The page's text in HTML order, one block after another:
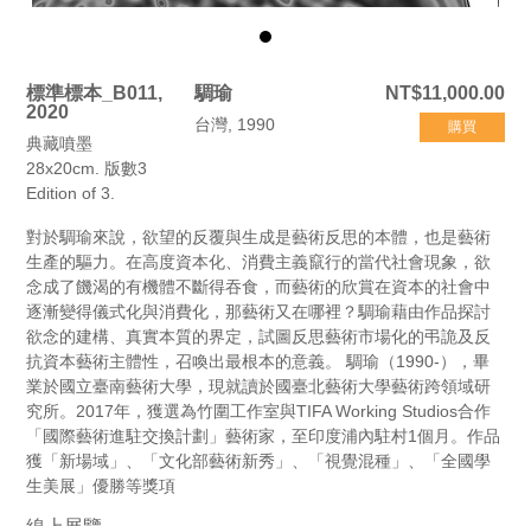
標準標本_B011,
2020
典藏噴墨
28x20cm. 版數3
Edition of 3.
騆瑜
台灣, 1990
NT$11,000.00
購買
對於騆瑜來說，欲望的反覆與生成是藝術反思的本體，也是藝術
生產的驅力。在高度資本化、消費主義竄行的當代社會現象，欲
念成了饑渴的有機體不斷得吞食，而藝術的欣賞在資本的社會中
逐漸變得儀式化與消費化，那藝術又在哪裡？騆瑜藉由作品探討
欲念的建構、真實本質的界定，試圖反思藝術市場化的弔詭及反
抗資本藝術主體性，召喚出最根本的意義。 騆瑜（1990-），畢
業於國立臺南藝術大學，現就讀於國臺北藝術大學藝術跨領域研
究所。2017年，獲選為竹圍工作室與TIFA Working Studios合作
「國際藝術進駐交換計劃」藝術家，至印度浦內駐村1個月。作品
獲「新場域」、「文化部藝術新秀」、「視覺混種」、「全國學
生美展」優勝等獎項